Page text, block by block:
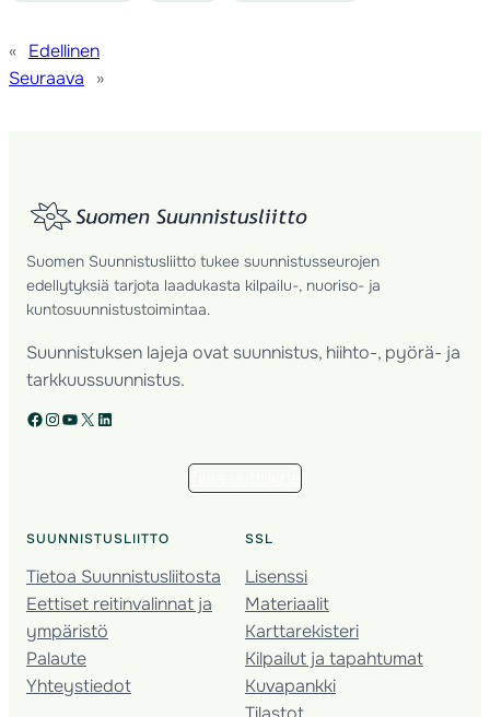
« Edellinen
Seuraava
»
Suomen Suunnistusliitto tukee suunnistusseurojen
edellytyksiä tarjota laadukasta kilpailu-, nuoriso- ja
kuntosuunnistustoimintaa.
Suunnistuksen lajeja ovat suunnistus, hiihto-, pyörä- ja
tarkkuussuunnistus.
Facebook Instagram YouTube X LinkedIn
SUUNNISTUSLIITTO
Tietoa Suunnistusliitosta
Eettiset reitinvalinnat ja
ympäristö
Palaute
Yhteystiedot
SSL
Lisenssi
Materiaalit
Karttarekisteri
Kilpailut ja tapahtumat
Kuvapankki